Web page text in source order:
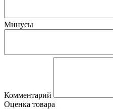
Минусы
Комментарий
Оценка товара